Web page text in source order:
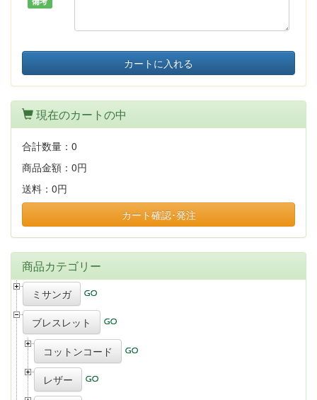
カートに入れる
現在のカートの中
合計数量： 0
商品金額： 0円
送料： 0円
カート確認･発注
商品カテゴリー
ミサンガ
ブレスレット
コットンコード
レザー